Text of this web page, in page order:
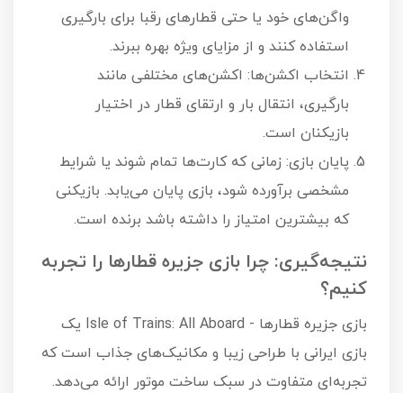
واگن‌های خود یا حتی قطارهای رقبا برای بارگیری
استفاده کنند و از مزایای ویژه بهره ببرند.
انتخاب اکشن‌ها: اکشن‌های مختلفی مانند
بارگیری، انتقال بار و ارتقای قطار در اختیار
بازیکنان است.
پایان بازی: زمانی که کارت‌ها تمام شوند یا شرایط
مشخصی برآورده شود، بازی پایان می‌یابد. بازیکنی
که بیشترین امتیاز را داشته باشد برنده است.
نتیجه‌گیری: چرا بازی جزیره قطارها را تجربه
کنیم؟
بازی جزیره قطارها - Isle of Trains: All Aboard یک
بازی ایرانی با طراحی زیبا و مکانیک‌های جذاب است که
تجربه‌ای متفاوت در سبک ساخت موتور ارائه می‌دهد.